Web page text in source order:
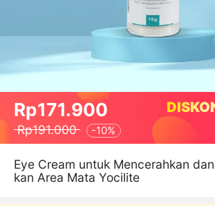
Rp171.900
Rp191.000 -10%
Eye Cream untuk Mencerahkan
kan Area Mata Yocilite